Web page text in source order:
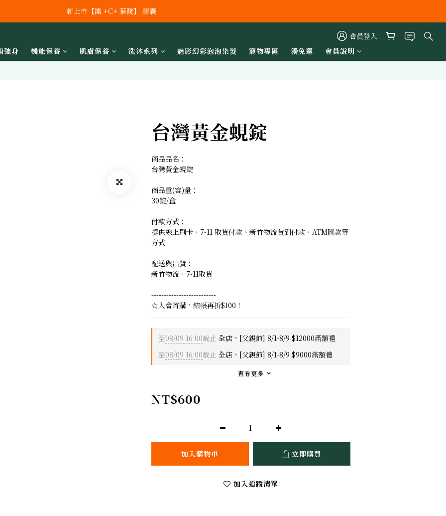
新上市【鐵 +C+ 葉酸】 膠囊
新上市【鐵 +C+ 葉酸】 膠囊
新上市 秘泌頂級肌膚保養系列
會員登入
強身
機能保養 肌膚保養 洗沐系列 魅影幻彩泡泡染髮 寵物專區 湊免運 會員說明
台灣黃金蜆錠
商品品名：
台灣黃金蜆錠
商品重(容)量：
30錠/盒
付款方式：
提供線上刷卡、7-11 取貨付款、新竹物流貨到付款、ATM匯款等
方式
配送與出貨：
新竹物流、7-11取貨
--------------------------
☆入會首購，結帳再折$100！
至08/09 16:00截止 全店，[父親節] 8/1-8/9 $12000滿額禮
至08/09 16:00截止 全店，[父親節] 8/1-8/9 $9000滿額禮
查看更多
NT$600
加入購物車 立即購買
加入追蹤清單